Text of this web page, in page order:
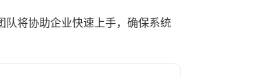
队将协助企业快速上手，确保系统